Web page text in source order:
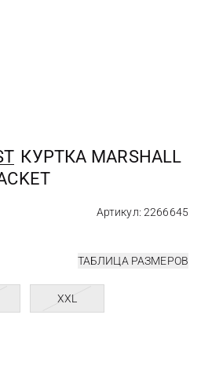
КУРТКА MARSHALL
Артикул: 2266645
ТАБЛИЦА РАЗМЕРОВ
XXL